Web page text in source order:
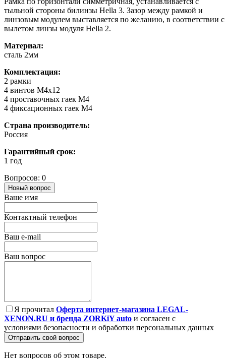
тыльной стороны билинзы Hella 3. Зазор между рамкой и
линзовым модулем выставляется по желанию, в соответствии с
вылетом линзы модуля Hella 2.
Материал:
сталь 2мм
Комплектация:
2 рамки
4 винтов M4x12
4 проставочных гаек М4
4 фиксационных гаек M4
Страна производитель:
Россия
Гарантийный срок:
1 год
Вопросов: 0
Новый вопрос
Ваше имя
Контактный телефон
Ваш e-mail
Ваш вопрос
Я прочитал Оферта интернет-магазина LEGAL-
XENON.RU и бренда ZORKiY auto и согласен с
условиями безопасности и обработки персональных данных
Отправить свой вопрос
Нет вопросов об этом товаре.